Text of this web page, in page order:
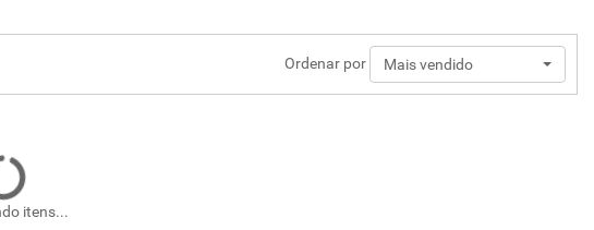
Ordenar por Mais vendido
itens...